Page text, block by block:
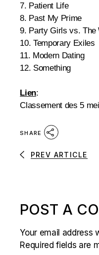
7. Patient Life
8. Past My Prime
9. Party Girls vs. The
10. Temporary Exiles
11. Modern Dating
12. Something
Lien:
Classement des 5
SHARE
PREV ARTICLE
POST A
Your email address
Required fields are